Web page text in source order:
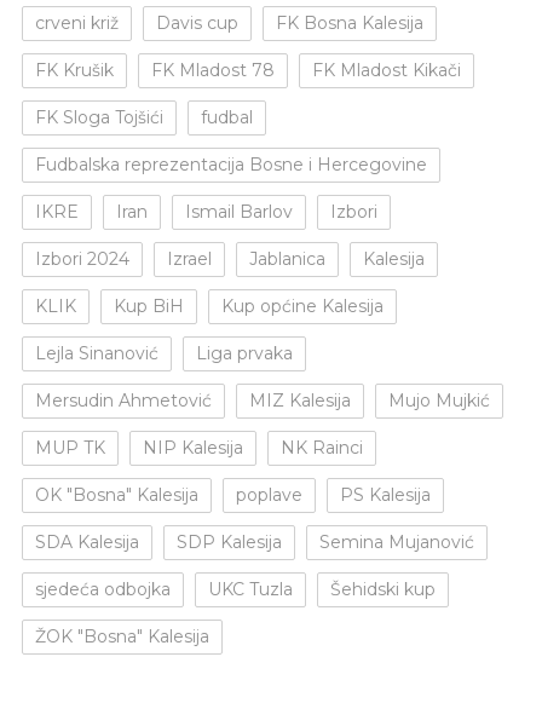
crveni križ Davis cup FK Bosna Kalesija
FK Krušik FK Mladost 78 FK Mladost Kikači
FK Sloga Tojšići fudbal
Fudbalska reprezentacija Bosne i Hercegovine
IKRE Iran Ismail Barlov Izbori
Izbori 2024 Izrael Jablanica Kalesija
KLIK Kup BiH Kup općine Kalesija
Lejla Sinanović Liga prvaka
Mersudin Ahmetović MIZ Kalesija Mujo Mujkić
MUP TK NIP Kalesija NK Rainci
OK "Bosna" Kalesija poplave PS Kalesija
SDA Kalesija SDP Kalesija Semina Mujanović
sjedeća odbojka UKC Tuzla Šehidski kup
ŽOK "Bosna" Kalesija